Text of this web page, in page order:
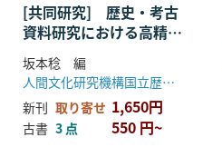
[共同研究] 歴史・考古
資料研究における高精度
年代論
坂本稔 編
人間文化研究機構国立歴史民俗博物館
新刊 取り寄せ 1,650円
古書 3 点 550 円~